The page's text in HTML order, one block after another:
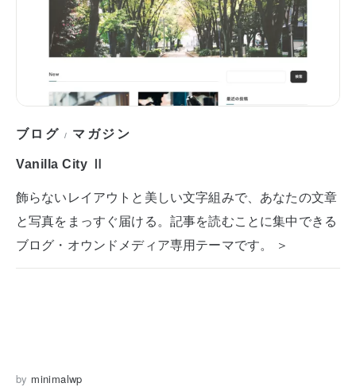
ブログ / マガジン
Vanilla City Ⅱ
飾らないレイアウトと美しい文字組みで、あなたの文章
と写真をまっすぐ届ける。記事を読むことに集中できる
ブログ・オウンドメディア専用テーマです。 ＞
by minimalwp